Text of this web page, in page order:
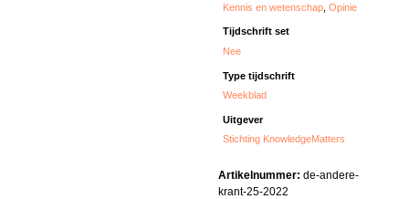
Kennis en wetenschap ,Opinie
Tijdschrift set
Nee
Type tijdschrift
Weekblad
Uitgever
Stichting KnowledgeMatters
Artikelnummer: de-andere-
krant-25-2022